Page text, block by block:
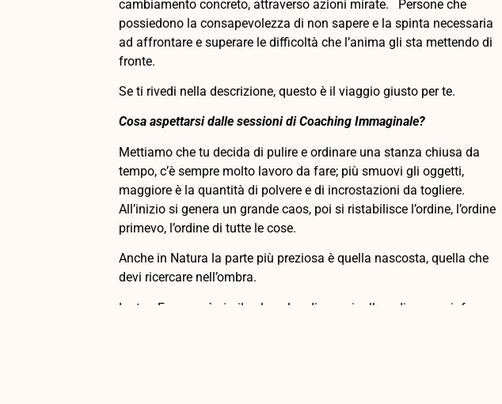
cambiamento concreto, attraverso azioni mirate. Persone che
possiedono la consapevolezza di non sapere e la spinta necessaria
ad affrontare e superare le difficoltà che l’anima gli sta mettendo di
fronte.
Se ti rivedi nella descrizione, questo è il viaggio giusto per te.
Cosa aspettarsi dalle sessioni di Coaching Immaginale?
Mettiamo che tu decida di pulire e ordinare una stanza chiusa da
tempo, c’è sempre molto lavoro da fare; più smuovi gli oggetti,
maggiore è la quantità di polvere e di incrostazioni da togliere.
All’inizio si genera un grande caos, poi si ristabilisce l’ordine, l’ordine
primevo, l’ordine di tutte le cose.
Anche in Natura la parte più preziosa è quella nascosta, quella che
devi ricercare nell’ombra.
La tua Essenza è simile al nucleo di una cipolla o di un carciofo; per